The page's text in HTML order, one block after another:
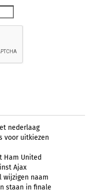
nederlaag
voor uitkiezen
Ham United
Ajax
wijzigen naam
staan in finale